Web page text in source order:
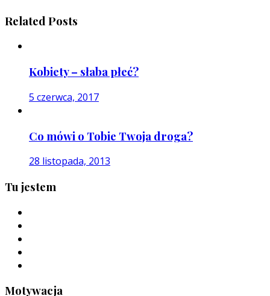
Related Posts
Kobiety – słaba płeć?
5 czerwca, 2017
Co mówi o Tobie Twoja droga?
28 listopada, 2013
Tu jestem
Motywacja